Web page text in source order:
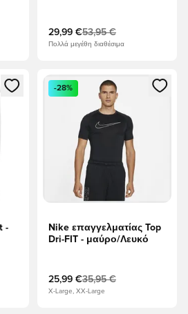
29,99 €53,95 €
Πολλά μεγέθη διαθέσιμα
να συνδεθείτε ή να εγγραφείτε ως
-
Ανοίγει ένα Modal για να
-28%
Nike επαγγελματίας Top
Dri-FIT - μαύρο/Λευκό
25,99 €35,95 €
X-Large, XX-Large